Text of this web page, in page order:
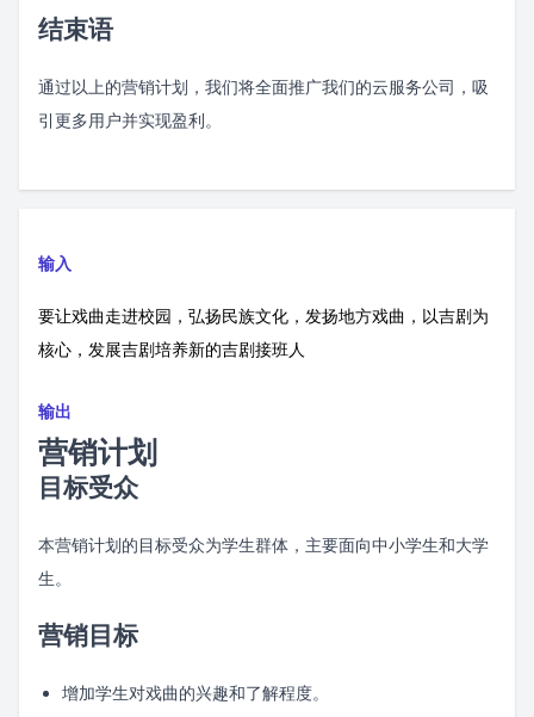
结束语
通过以上的营销计划，我们将全面推广我们的云服务公司，吸
引更多用户并实现盈利。
输入
要让戏曲走进校园，弘扬民族文化，发扬地方戏曲，以吉剧为
核心，发展吉剧培养新的吉剧接班人
输出
营销计划
目标受众
本营销计划的目标受众为学生群体，主要面向中小学生和大学
生。
营销目标
增加学生对戏曲的兴趣和了解程度。